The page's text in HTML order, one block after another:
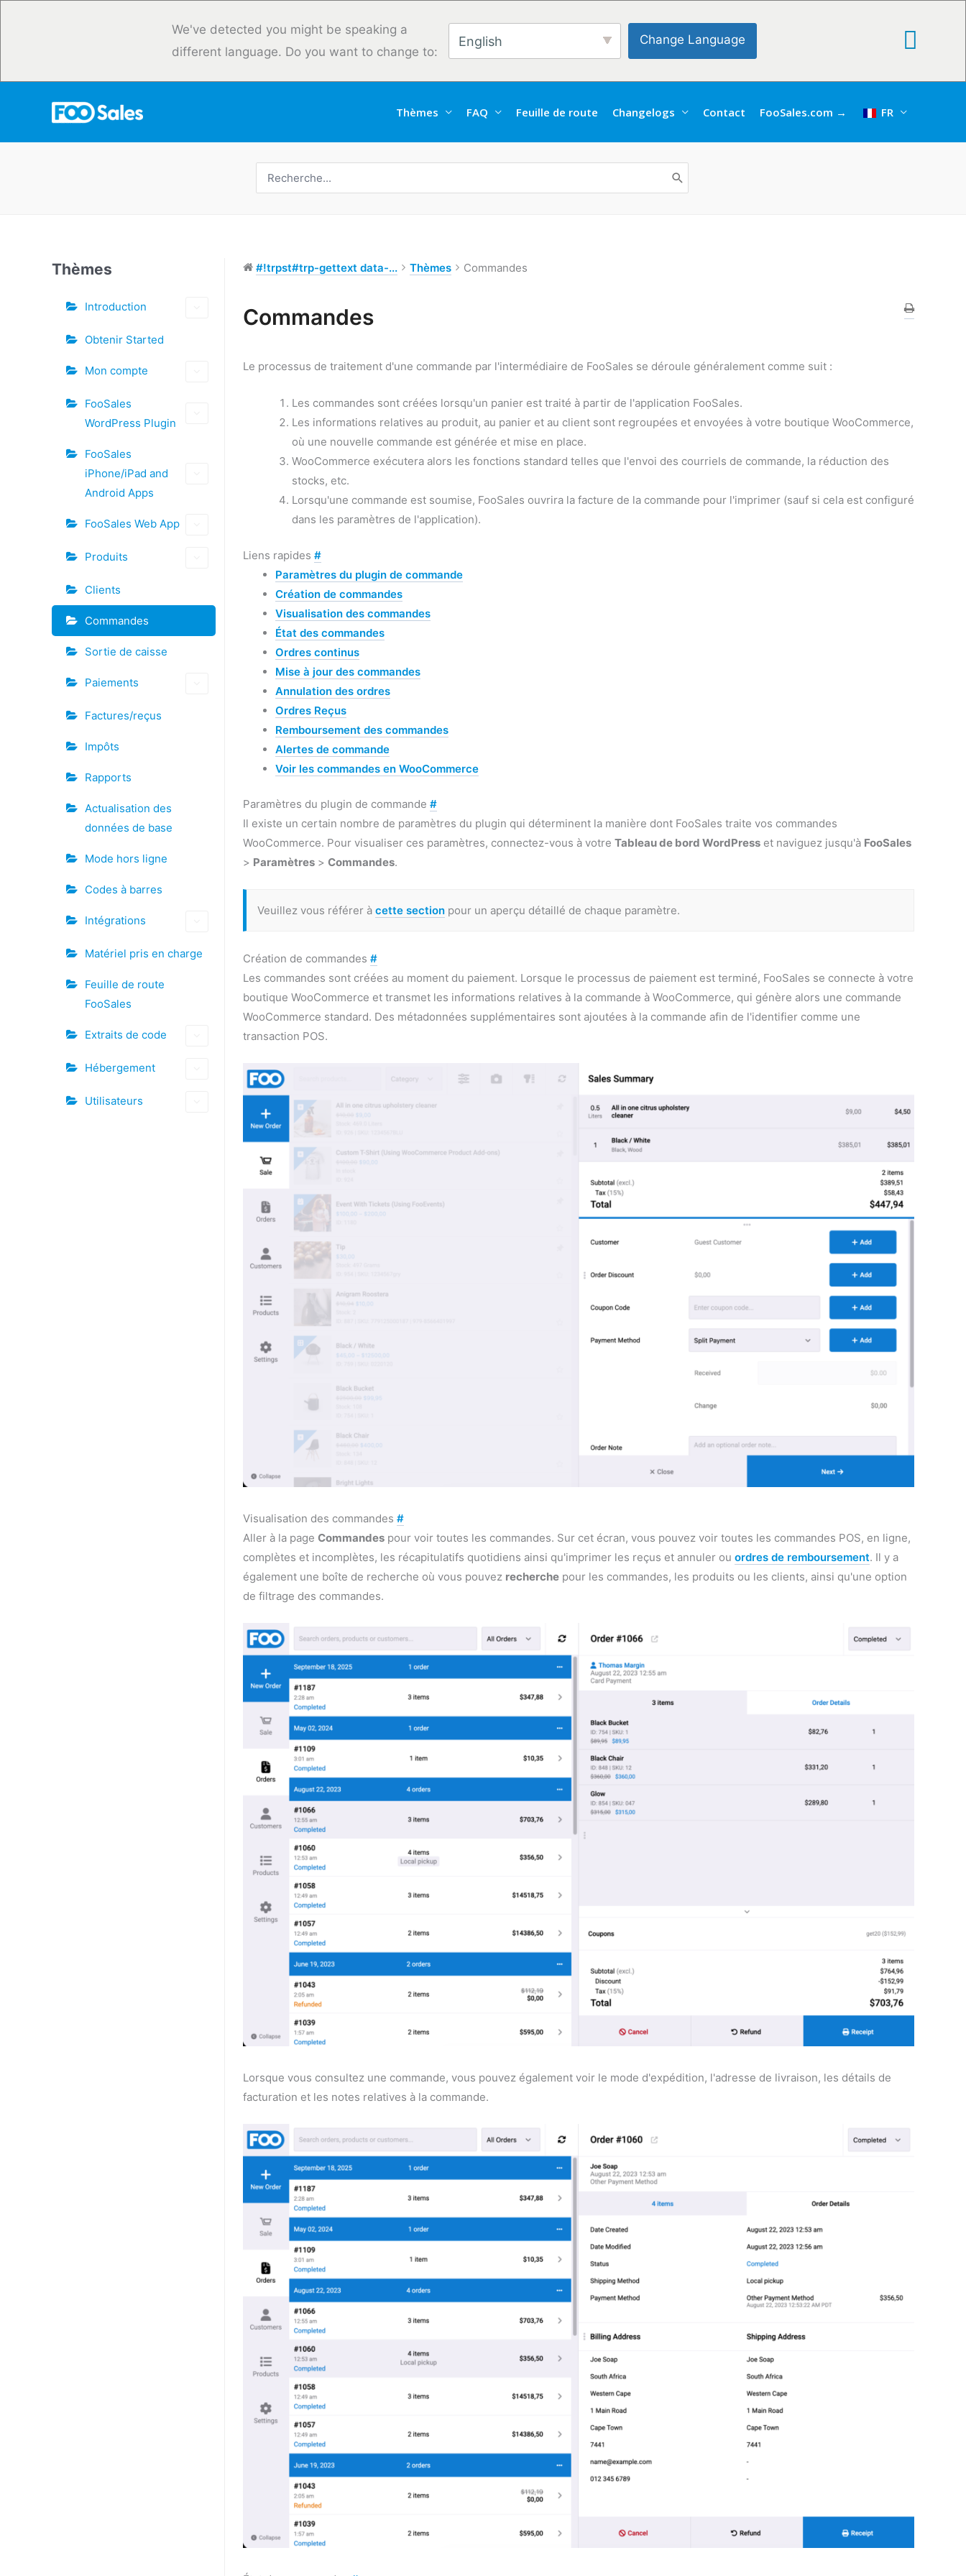
We've detected you might be speaking a
different language. Do you want to change to:
English Change Language
Thèmes FAQ Feuille de route Changelogs Contact FooSales.com → FR
de
:
Thèmes
Introduction
Obtenir Started
Mon compte
FooSales
WordPress Plugin
FooSales
iPhone/iPad and
Android Apps
FooSales Web App
Produits
Clients
Commandes
Sortie de caisse
Paiements
Factures/reçus
Impôts
Rapports
Actualisation des
données de base
Mode hors ligne
Codes à barres
Intégrations
Matériel pris en charge
Feuille de route
FooSales
Extraits de code
Hébergement
Utilisateurs
#!trpst#trp-gettext data-... Thèmes Commandes
Commandes
Le processus de traitement d'une commande par l'intermédiaire de FooSales se déroule généralement comme suit :
Les commandes sont créées lorsqu'un panier est traité à partir de l'application FooSales.
Les informations relatives au produit, au panier et au client sont regroupées et envoyées à votre boutique WooCommerce,
où une nouvelle commande est générée et mise en place.
WooCommerce exécutera alors les fonctions standard telles que l'envoi des courriels de commande, la réduction des
stocks, etc.
Lorsqu'une commande est soumise, FooSales ouvrira la facture de la commande pour l'imprimer (sauf si cela est configuré
dans les paramètres de l'application).
Liens rapides #
Paramètres du plugin de commande
Création de commandes
Visualisation des commandes
État des commandes
Ordres continus
Mise à jour des commandes
Annulation des ordres
Ordres Reçus
Remboursement des commandes
Alertes de commande
Voir les commandes en WooCommerce
Paramètres du plugin de commande #
Il existe un certain nombre de paramètres du plugin qui déterminent la manière dont FooSales traite vos commandes
WooCommerce. Pour visualiser ces paramètres, connectez-vous à votre Tableau de bord WordPress et naviguez jusqu'à FooSales
> Paramètres > Commandes.
Veuillez vous référer à cette section pour un aperçu détaillé de chaque paramètre.
Création de commandes #
Les commandes sont créées au moment du paiement. Lorsque le processus de paiement est terminé, FooSales se connecte à votre
boutique WooCommerce et transmet les informations relatives à la commande à WooCommerce, qui génère alors une commande
WooCommerce standard. Des métadonnées supplémentaires sont ajoutées à la commande afin de l'identifier comme une
transaction POS.
Visualisation des commandes #
Aller à la page Commandes pour voir toutes les commandes. Sur cet écran, vous pouvez voir toutes les commandes POS, en ligne,
complètes et incomplètes, les récapitulatifs quotidiens ainsi qu'imprimer les reçus et annuler ou ordres de remboursement. Il y a
également une boîte de recherche où vous pouvez recherche pour les commandes, les produits ou les clients, ainsi qu'une option
de filtrage des commandes.
Lorsque vous consultez une commande, vous pouvez également voir le mode d'expédition, l'adresse de livraison, les détails de
facturation et les notes relatives à la commande.
Étiquettes